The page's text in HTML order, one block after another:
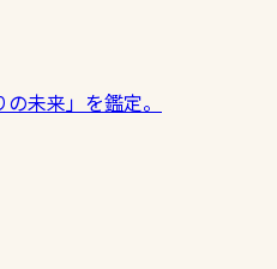
未来」を鑑定。